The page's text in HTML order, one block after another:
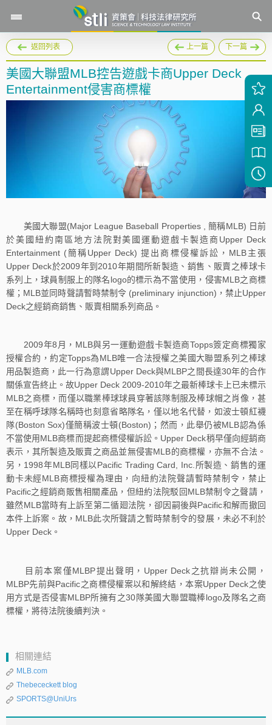
返回列表 上一篇 下一篇
美國大聯盟MLB控告遊戲卡商Upper Deck
Entertainment侵害商標權
美國大聯盟(Major League Baseball Properties , 簡稱MLB) 日前
於美國紐約南區地方法院對美國運動遊戲卡製造商Upper Deck
Entertainment (簡稱Upper Deck) 提出商標侵權訴訟，MLB主張
Upper Deck於2009年到2010年期間所新製造、銷售、販賣之棒球卡
系列上，球員制服上的隊名logo的標示為不當使用，侵害MLB之商標
權；MLB並同時聲請暫時禁制令 (preliminary injunction)，禁止Upper
Deck之經銷商銷售、販賣相關系列商品。
2009年8月，MLB與另一運動遊戲卡製造商Topps簽定商標獨家
授權合約，約定Topps為MLB唯一合法授權之美國大聯盟系列之棒球
用品製造商，此一行為意謂Upper Deck與MLBP之間長達30年的合作
關係宣告終止。故Upper Deck 2009-2010年之最新棒球卡上已未標示
MLB之商標，而僅以職業棒球球員穿著該隊制服及棒球帽之肖像，甚
至在稱呼球隊名稱時也刻意省略隊名，僅以地名代替，如波士頓紅襪
隊(Boston Sox)僅簡稱波士頓(Boston)；然而，此舉仍被MLB認為係
不當使用MLB商標而提起商標侵權訴訟。Upper Deck稍早僅向經銷商
表示，其所製造及販賣之商品並無侵害MLB的商標權，亦無不合法。
另，1998年MLB同樣以Pacific Trading Card, Inc.所製造、銷售的運
動卡未經MLB商標授權為理由，向紐約法院聲請暫時禁制令，禁止
Pacific之經銷商販售相關產品，但紐約法院駁回MLB禁制令之聲請，
雖然MLB當時有上訴至第二循廻法院，卻因嗣後與Pacific和解而撤回
本件上訴案。故，MLB此次所聲請之暫時禁制令的發展，未必不利於
Upper Deck。
目前本案僅MLBP提出聲明，Upper Deck之抗辯尚未公開，
MLBP先前與Pacific之商標侵權案以和解終結，本案Upper Deck之使
用方式是否侵害MLBP所擁有之30隊美國大聯盟職棒logo及隊名之商
標權，將待法院後續判決。
相關連結
MLB.com
Thebececkett blog
SPORTS@UniUrs